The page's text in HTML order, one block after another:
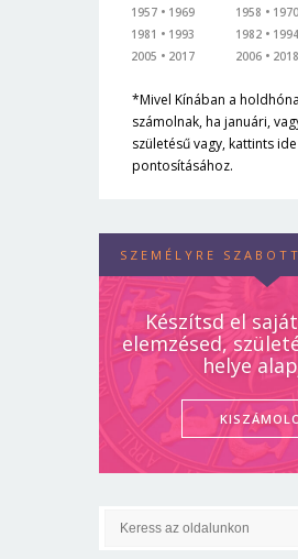
1957
1969
1981
1993
2005
2017
1958
1970
1982
1994
2006
2018
*Mivel Kínában a
számolnak, ha januári,
születésű vagy, kattints
pontosításához.
SZEMÉLYRE
Készítsd el
elemzésed,
helye